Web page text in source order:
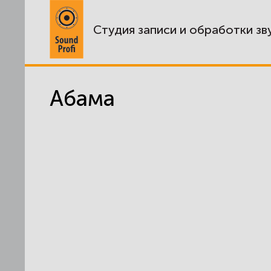
Студия записи и обработки
Абама